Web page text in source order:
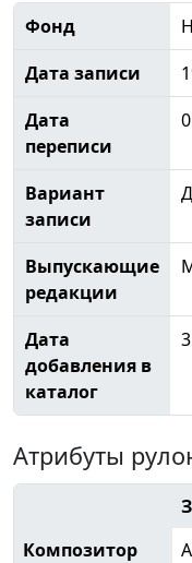
Фонд
Дата записи
Дата
переписи
Вариант
записи
Выпускающие
редакции
Дата
добавления в
каталог
Атрибуты
Композитор